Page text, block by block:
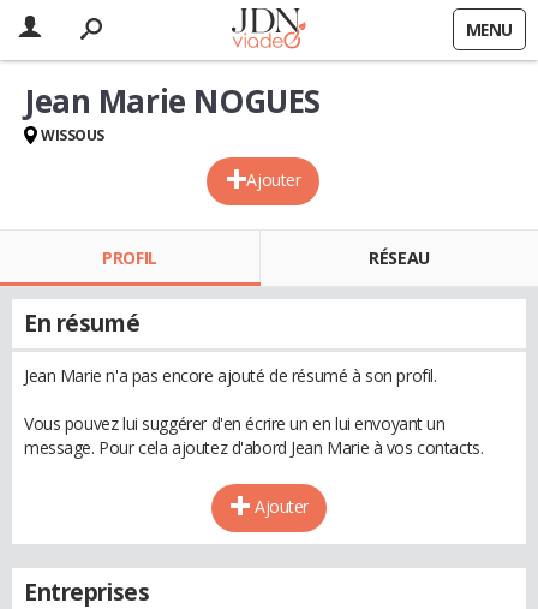
MENU
Ajouter
Jean Marie NOGUES
WISSOUS
PROFIL RÉSEAU
En résumé
Jean Marie n'a pas encore ajouté de résumé à son profil.
Vous pouvez lui suggérer d'en écrire un en lui envoyant un
message. Pour cela ajoutez d'abord Jean Marie à vos contacts.
Ajouter
Entreprises